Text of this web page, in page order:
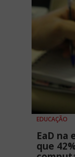
EDUCAÇÃO
EaD na
que